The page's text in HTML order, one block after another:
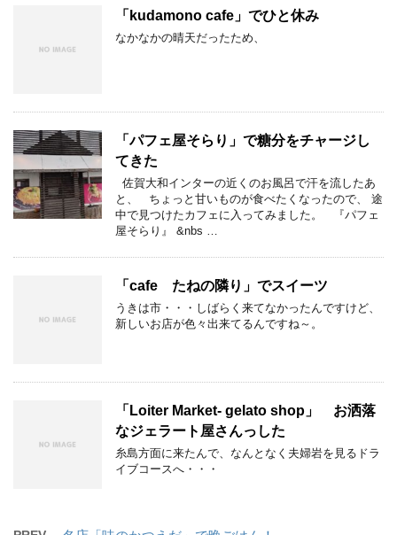
「kudamono cafe」でひと休み
なかなかの晴天だったため、
「パフェ屋そらり」で糖分をチャージし
てきた
佐賀大和インターの近くのお風呂で汗を流したあ
と、 ちょっと甘いものが食べたくなったので、 途
中で見つけたカフェに入ってみました。 『パフェ
屋そらり』 &nbs …
「cafe たねの隣り」でスイーツ
うきは市・・・しばらく来てなかったんですけど、
新しいお店が色々出来てるんですね～。
「Loiter Market- gelato shop」 お洒落
なジェラート屋さんっした
糸島方面に来たんで、なんとなく夫婦岩を見るドラ
イブコースへ・・・